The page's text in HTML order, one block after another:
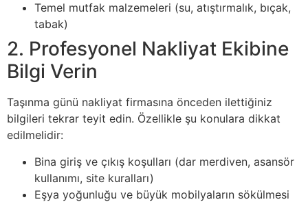
Temel mutfak malzemeleri (su, atıştırmalık, bıçak,
tabak)
2. Profesyonel Nakliyat Ekibine
Bilgi Verin
Taşınma günü nakliyat firmasına önceden ilettiğiniz
bilgileri tekrar teyit edin. Özellikle şu konulara dikkat
edilmelidir:
Bina giriş ve çıkış koşulları (dar merdiven, asansör
kullanımı, site kuralları)
Eşya yoğunluğu ve büyük mobilyaların sökülmesi